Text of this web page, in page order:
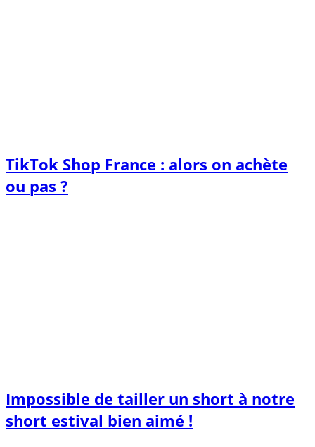
TikTok Shop France : alors on achète
ou pas ?
Impossible de tailler un short à notre
short estival bien aimé !